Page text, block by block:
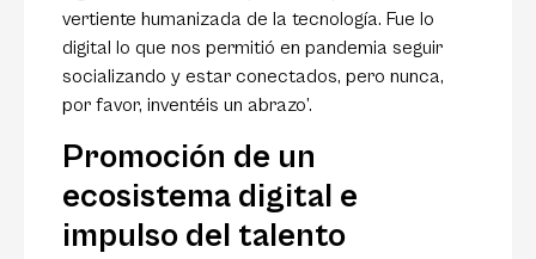
vertiente humanizada de la tecnología. Fue lo
digital lo que nos permitió en pandemia seguir
socializando y estar conectados, pero nunca,
por favor, inventéis un abrazo’.
Promoción de un
ecosistema digital e
impulso del talento